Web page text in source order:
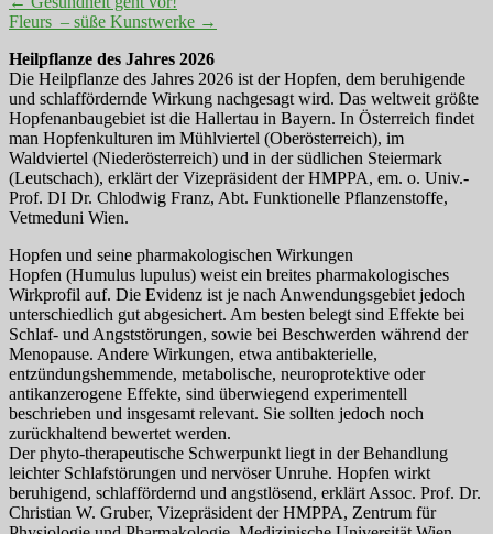
Fleurs – süße Kunstwerke →
Heilpflanze des Jahres 2026
Die Heilpflanze des Jahres 2026 ist der Hopfen, dem beruhigende
und schlaffördernde Wirkung nachgesagt wird. Das weltweit größte
Hopfenanbaugebiet ist die Hallertau in Bayern. In Österreich findet
man Hopfenkulturen im Mühlviertel (Oberösterreich), im
Waldviertel (Niederösterreich) und in der südlichen Steiermark
(Leutschach), erklärt der Vizepräsident der HMPPA, em. o. Univ.-
Prof. DI Dr. Chlodwig Franz, Abt. Funktionelle Pflanzenstoffe,
Vetmeduni Wien.
Hopfen und seine pharmakologischen Wirkungen
Hopfen (Humulus lupulus) weist ein breites pharmakologisches
Wirkprofil auf. Die Evidenz ist je nach Anwendungsgebiet jedoch
unterschiedlich gut abgesichert. Am besten belegt sind Effekte bei
Schlaf- und Angststörungen, sowie bei Beschwerden während der
Menopause. Andere Wirkungen, etwa antibakterielle,
entzündungshemmende, metabolische, neuroprotektive oder
antikanzerogene Effekte, sind überwiegend experimentell
beschrieben und insgesamt relevant. Sie sollten jedoch noch
zurückhaltend bewertet werden.
Der phyto-therapeutische Schwerpunkt liegt in der Behandlung
leichter Schlafstörungen und nervöser Unruhe. Hopfen wirkt
beruhigend, schlaffördernd und angstlösend, erklärt Assoc. Prof. Dr.
Christian W. Gruber, Vizepräsident der HMPPA, Zentrum für